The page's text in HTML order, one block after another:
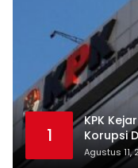
1
KPK
Korupsi
Agustus 11,